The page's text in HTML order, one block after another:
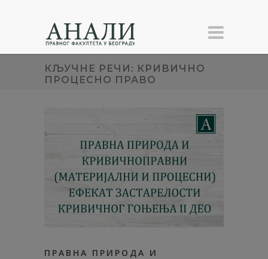
КЉУЧНЕ РЕЧИ: КРИВИЧНО
ПРОЦЕСНО ПРАВО
ПРАВНА ПРИРОДА И